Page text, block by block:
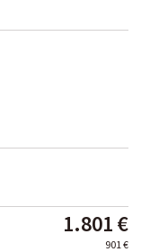
1.801 €
901 €